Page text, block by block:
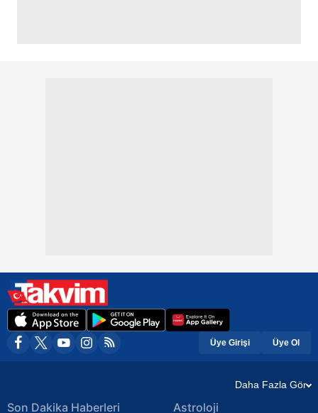
Üye Girişi Üye Ol
Daha Fazla Gör
Son Dakika Haberleri Astroloji